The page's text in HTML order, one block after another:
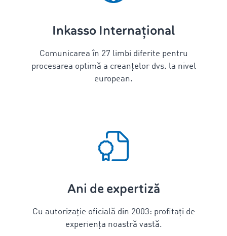
Inkasso Internațional
Comunicarea în 27 limbi diferite pentru
procesarea optimă a creanțelor dvs. la nivel
european.
Ani de expertiză
Cu autorizație oficială din 2003: profitați de
experiența noastră vastă.